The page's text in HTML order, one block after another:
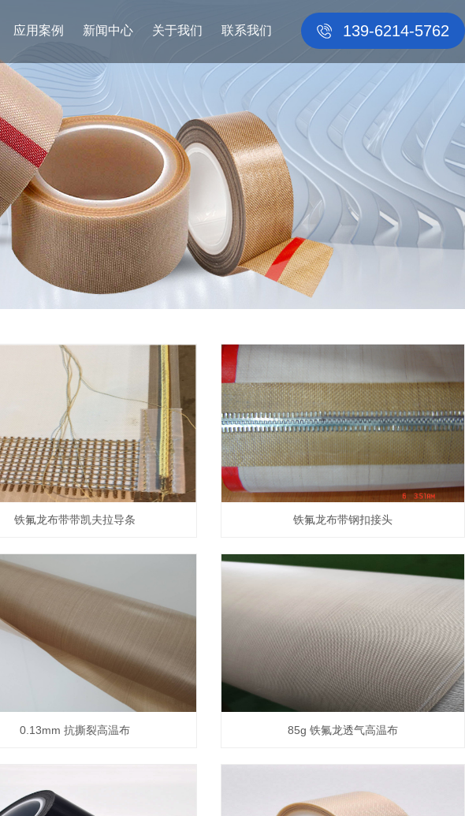
139-6214-5762
应用案例 新闻中心 关于我们 联系我们
铁氟龙布带带凯夫拉导条 铁氟龙布带钢扣接头
0.13mm 抗撕裂高温布 85g 铁氟龙透气高温布